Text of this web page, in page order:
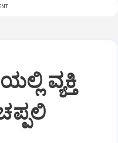
ವ್ಯಕ್ತಿ